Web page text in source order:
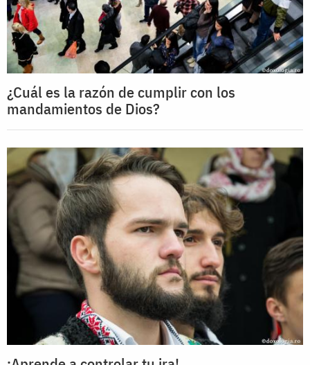
¿Cuál es la razón de cumplir con los
mandamientos de Dios?